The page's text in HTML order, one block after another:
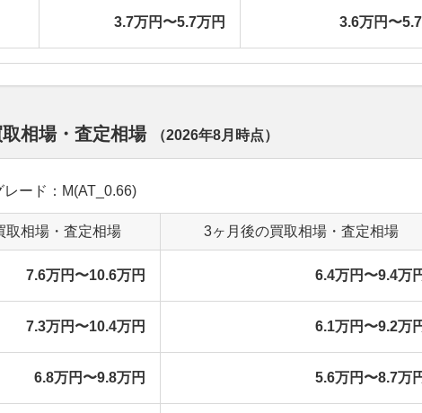
3.7万円〜5.7万円 3.6万円〜
相場・査定相場 （2026年8月 時点）
ード：M(AT_0.66)
取相場・査定相場 3ヶ月後の買取相場・査定相場
7.6万円〜10.6万円 6.4万円〜9.4万
7.3万円〜10.4万円 6.1万円〜9.2万
6.8万円〜9.8万円 5.6万円〜8.7万